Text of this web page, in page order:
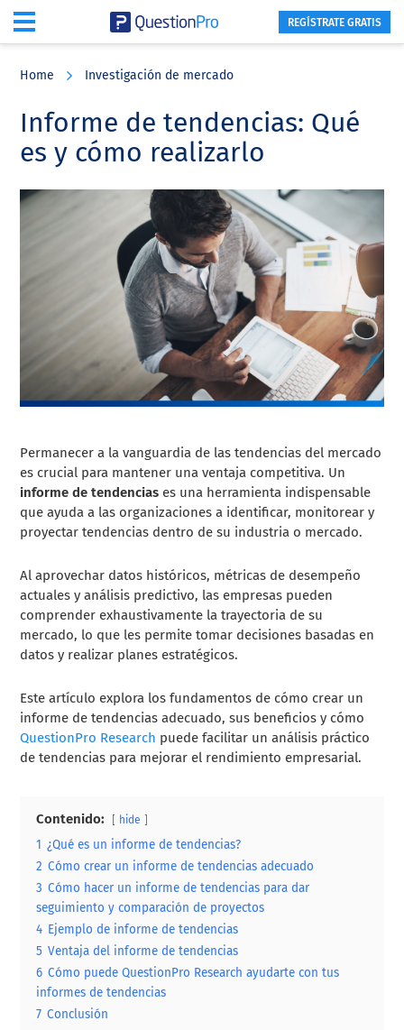
content
sidebar
REGÍSTRATE GRATIS
Home Investigación de mercado
Informe de tendencias: Qué
es y cómo realizarlo
Permanecer a la vanguardia de las tendencias del mercado
es crucial para mantener una ventaja competitiva. Un
informe de tendencias es una herramienta indispensable
que ayuda a las organizaciones a identificar, monitorear y
proyectar tendencias dentro de su industria o mercado.
Al aprovechar datos históricos, métricas de desempeño
actuales y análisis predictivo, las empresas pueden
comprender exhaustivamente la trayectoria de su
mercado, lo que les permite tomar decisiones basadas en
datos y realizar planes estratégicos.
Este artículo explora los fundamentos de cómo crear un
informe de tendencias adecuado, sus beneficios y cómo
QuestionPro Research puede facilitar un análisis práctico
de tendencias para mejorar el rendimiento empresarial.
Contenido: hide
1 ¿Qué es un informe de tendencias?
2 Cómo crear un informe de tendencias adecuado
3 Cómo hacer un informe de tendencias para dar
seguimiento y comparación de proyectos
4 Ejemplo de informe de tendencias
5 Ventaja del informe de tendencias
6 Cómo puede QuestionPro Research ayudarte con tus
informes de tendencias
7 Conclusión